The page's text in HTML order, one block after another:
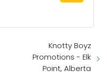
Knotty Boyz
Promotions - Elk
Point, Alberta